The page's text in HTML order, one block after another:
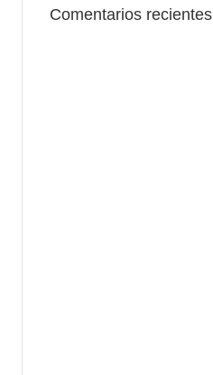
Comentarios recientes